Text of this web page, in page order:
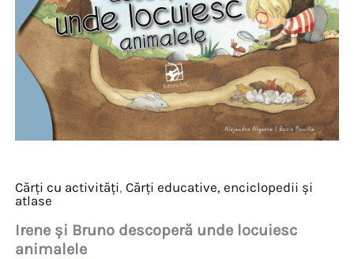
Cărți cu activități,Cărți educative, enciclopedii și
atlase
Irene și Bruno descoperă unde locuiesc
animalele